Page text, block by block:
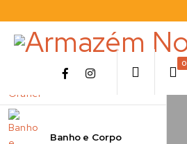
0
Banho e Corpo